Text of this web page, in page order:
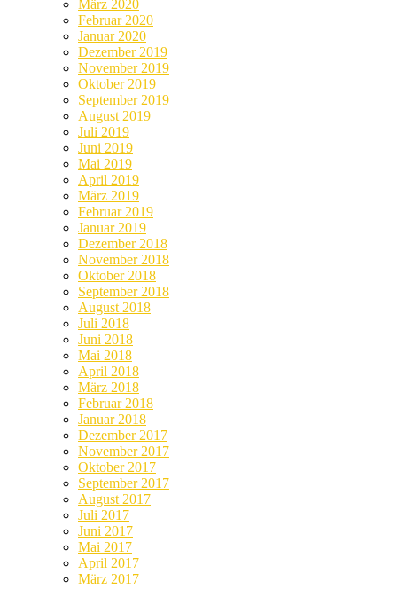
März 2020
Februar 2020
Januar 2020
Dezember 2019
November 2019
Oktober 2019
September 2019
August 2019
Juli 2019
Juni 2019
Mai 2019
April 2019
März 2019
Februar 2019
Januar 2019
Dezember 2018
November 2018
Oktober 2018
September 2018
August 2018
Juli 2018
Juni 2018
Mai 2018
April 2018
März 2018
Februar 2018
Januar 2018
Dezember 2017
November 2017
Oktober 2017
September 2017
August 2017
Juli 2017
Juni 2017
Mai 2017
April 2017
März 2017